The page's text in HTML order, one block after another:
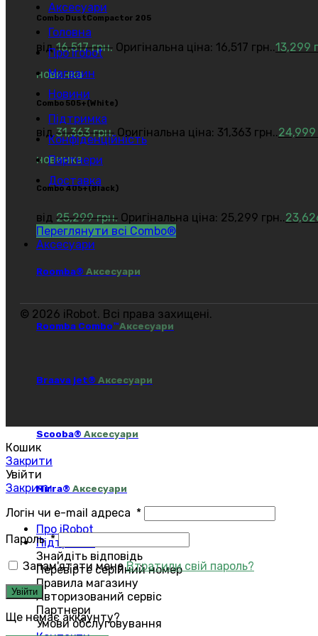
Combo DustCompactor 205
від16,517грн. Оригінальна ціна: 16,517 грн..13,299
новинка
Сombo 505+(White)
від31,363грн. Оригінальна ціна: 31,363 грн..24,999
новинка
Сombo 405+(Black)
від 25,299грн. Оригінальна ціна: 25,299 грн..
Переглянути всі Combo®
Аксесуари
Roomba® Аксесуари
Roomba Combo™Аксесуари
Braava jet® Аксесуари
Scooba® Аксесуари
Mirra® Аксесуари
Про iRobot
Підтримка
Знайдіть відповідь
Перевірте серійний номер
Правила магазину
Авторизований сервіс
Партнери
Умови обслуговування
Аксесуари
Головна
Про irobot
Магазин
Новини
Підтримка
Конфіденційність
Партнери
Доставка
© 2026 iRobot. Всі права захищені.
Кошик
Закрити
Увійти
Закрити
Логін чи e-mail адреса *
Пароль*
Запам'ятати мене Втратили свій пароль?
Увійти
Ще немає аккаунту?